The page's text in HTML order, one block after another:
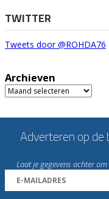
TWITTER
Tweets door @ROHDA76
Archieven
Archieven
Adverteren op
Laat je gegevens achter